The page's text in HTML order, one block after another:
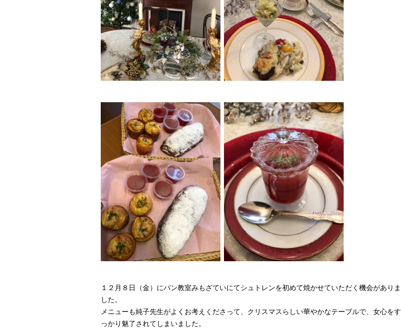
１２月８日（金）にパン教室みもざていにてシュトレンを初めて焼かせていただく機会がありま
した。
メニューも純子先生がよくお考えくださって、クリスマスらしい華やかなテーブルで、女心をす
っかり魅了されてしまいました。